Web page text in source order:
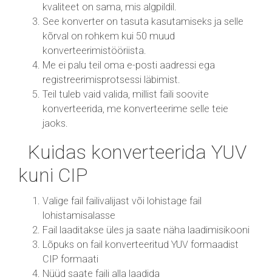
kvaliteet on sama, mis algpildil.
See konverter on tasuta kasutamiseks ja selle
kõrval on rohkem kui 50 muud
konverteerimistööriista.
Me ei palu teil oma e-posti aadressi ega
registreerimisprotsessi läbimist.
Teil tuleb vaid valida, millist faili soovite
konverteerida, me konverteerime selle teie
jaoks.
Kuidas konverteerida YUV
kuni CIP
Valige fail failivalijast või lohistage fail
lohistamisalasse
Fail laaditakse üles ja saate näha laadimisikooni
Lõpuks on fail konverteeritud YUV formaadist
CIP formaati
Nüüd saate faili alla laadida